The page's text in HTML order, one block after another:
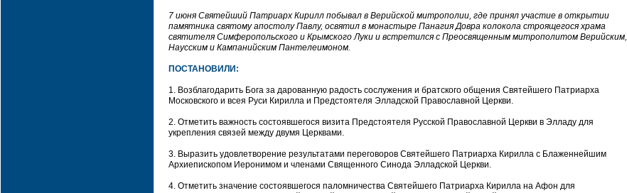
7 июня Святейший Патриарх Кирилл побывал в Верийской митрополии, где принял участие в открытии
памятника святому апостолу Павлу, освятил в монастыре Панагия Довра колокола строящегося храма
святителя Симферопольского и Крымского Луки и встретился с Преосвященным митрополитом Верийским,
Наусским и Кампанийским Пантелеимоном.
ПОСТАНОВИЛИ:
1. Возблагодарить Бога за дарованную радость сослужения и братского общения Святейшего Патриарха
Московского и всея Руси Кирилла и Предстоятеля Элладской Православной Церкви.
2. Отметить важность состоявшегося визита Предстоятеля Русской Православной Церкви в Элладу для
укрепления связей между двумя Церквами.
3. Выразить удовлетворение результатами переговоров Святейшего Патриарха Кирилла с Блаженнейшим
Архиепископом Иеронимом и членами Священного Синода Элладской Церкви.
4. Отметить значение состоявшегося паломничества Святейшего Патриарха Кирилла на Афон для